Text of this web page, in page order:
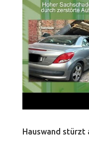
Hauswand stürzt